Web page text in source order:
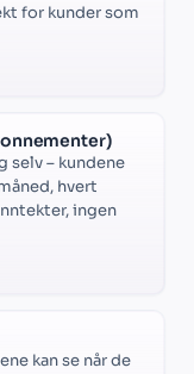
for kunder som
selv – kundene
hvert
ingen
kan se når de